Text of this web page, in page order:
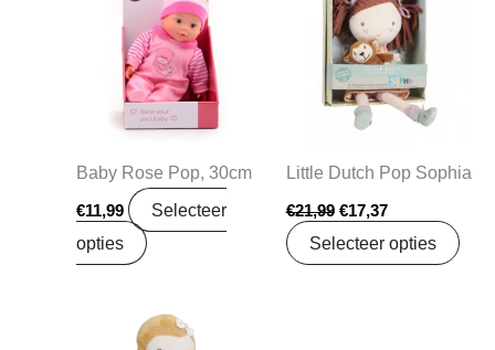
Baby Rose Pop, 30cm
€11,99
Selecteer
opties
Little Dutch Pop Sophia
€21,99
was:
€21,99.
€17,37
is:
€17,37.
Selecteer opties
Oorspronkelijke
prijs
prijs